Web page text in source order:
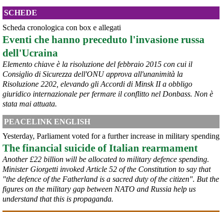
@peacelink - 6/8/2026 21:50
corriereditaranto.it/2026/08/0
Aprendo i lavori, il ministro Urso ha sottolineato come il Governo
debba necessariamente prendere atto della decisione della Corte
d’Appello di Milano, ricordando che il provvedimento è già stato
inserito nella data room della procedura di vendita. “Alla luce del
nuovo scenario – ha spiegato – Jindal ha presentato una proposta
aggiornata sull’intero perimetro aziendale che tiene conto della
chiusura dell’area a caldo e che i commissari stanno valutando”.
#ILVA #Taranto
SCHEDE
Scheda cronologica con box e allegati
Eventi che hanno preceduto l'invasione russa
dell'Ucraina
Elemento chiave è la risoluzione del febbraio 2015 con cui il
Consiglio di Sicurezza dell'ONU approva all'unanimità la
Risoluzione 2202, elevando gli Accordi di Minsk II a obbligo
giuridico internazionale per fermare il conflitto nel Donbass. Non è
stata mai attuata.
PEACELINK ENGLISH
Yesterday, Parliament voted for a further increase in military spending
The financial suicide of Italian rearmament
Another £22 billion will be allocated to military defence spending.
Minister Giorgetti invoked Article 52 of the Constitution to say that
"the defence of the Fatherland is a sacred duty of the citizen". But the
figures on the military gap between NATO and Russia help us
understand that this is propaganda.